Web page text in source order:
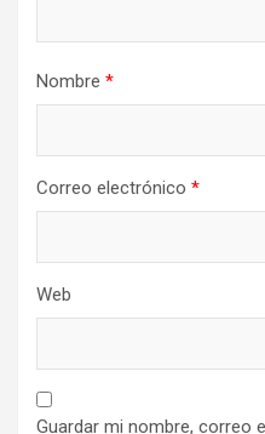
Nombre *
Correo electrónico *
Web
Guardar mi nombre, correo